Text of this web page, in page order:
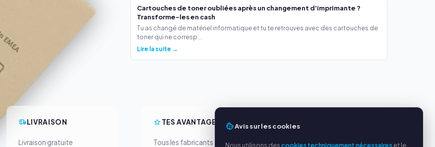
Cartouches de toner oubliées après un changement d'imprimante ?
Transforme-les en cash
Tu as changé de matériel informatique et tu te retrouves avec des cartouches de
toner qui ne corresp...
Lire la suite →
LIVRAISON
Livraison gratuite
TES AVANTAGES
Tous les fabricants À propos de nous
Avis sur les cookies
Nous utilisons descookies techniquement nécessaires et le